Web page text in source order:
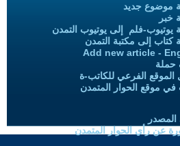
موضوع جديد
خبر
يوتيوب-فلم إلى يوتيوب التمدن
كتاب إلى مكتبة التمدن
Add new article -
حملة
الموقع الفرعي للكاتب-ة
في موقع الحوار المتمدن
عن رأي الحوار المتمدن